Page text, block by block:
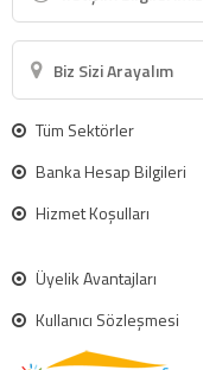
Biz Sizi Arayalım
Tüm Sektörler
Banka Hesap Bilgileri
Hizmet Koşulları
Üyelik Avantajları
Kullanıcı Sözleşmesi